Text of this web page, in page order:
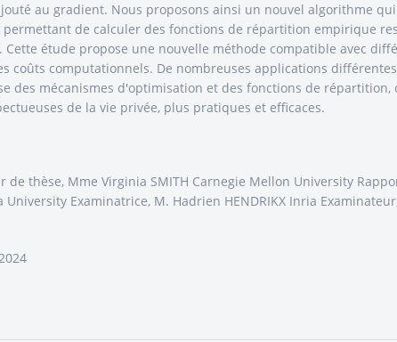
au gradient. Nous proposons ainsi un nouvel algorithme
de calculer des fonctions de répartition empirique
étude propose une nouvelle méthode compatible avec
coûts computationnels. De nombreuses applications
des mécanismes d'optimisation et des fonctions de
de la vie privée, plus pratiques et efficaces.
de thèse, Mme Virginia SMITH Carnegie Mellon University
Examinatrice, M. Hadrien HENDRIKX Inria